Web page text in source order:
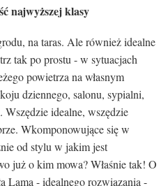
najwyższej klasy
na taras. Ale również idealne
tak po prostu - w sytuacjach
powietrza na własnym
dziennego, salonu, sypialni,
idealne, wszędzie
Wkomponowujące się w
od stylu w jakim jest
już o kim mowa? Właśnie tak! O
Lama - idealnego rozwiązania -